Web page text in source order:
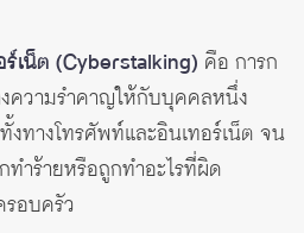
เน็ต (Cyberstalking) คือ การก
ความรำคาญให้กับบุคคลหนึ่ง
งทางโทรศัพท์และอินเทอร์เน็ต จน
ทำร้ายหรือถูกทำอะไรที่ผิด
อบครัว